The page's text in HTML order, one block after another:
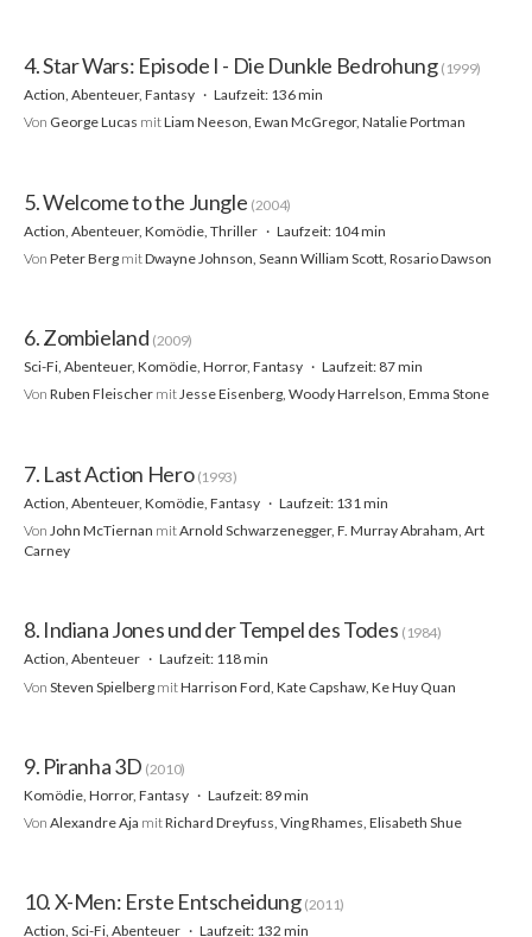
4. Star Wars: Episode I - Die Dunkle Bedrohung (1999)
Action, Abenteuer, Fantasy
Laufzeit: 136 min
Von George Lucas mitLiam Neeson, Ewan McGregor, Natalie Portman
5. Welcome to the Jungle (2004)
Action, Abenteuer, Komödie, Thriller
Laufzeit: 104 min
Von Peter Berg mitDwayne Johnson, Seann William Scott, Rosario Dawson
6. Zombieland (2009)
Sci-Fi, Abenteuer, Komödie, Horror, Fantasy
Laufzeit: 87 min
Von Ruben Fleischer mitJesse Eisenberg, Woody Harrelson, Emma Stone
7. Last Action Hero (1993)
Action, Abenteuer, Komödie, Fantasy
Laufzeit: 131 min
Von John McTiernan mitArnold Schwarzenegger, F. Murray Abraham, Art
Carney
8. Indiana Jones und der Tempel des Todes (1984)
Action, Abenteuer
Laufzeit: 118 min
Von Steven Spielberg mitHarrison Ford, Kate Capshaw, Ke Huy Quan
9. Piranha 3D (2010)
Komödie, Horror, Fantasy
Laufzeit: 89 min
Von Alexandre Aja mitRichard Dreyfuss, Ving Rhames, Elisabeth Shue
10. X-Men: Erste Entscheidung (2011)
Action, Sci-Fi, Abenteuer
Laufzeit: 132 min